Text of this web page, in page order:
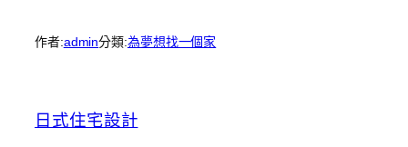
作者:admin分類:為夢想找一個家
日式住宅設計